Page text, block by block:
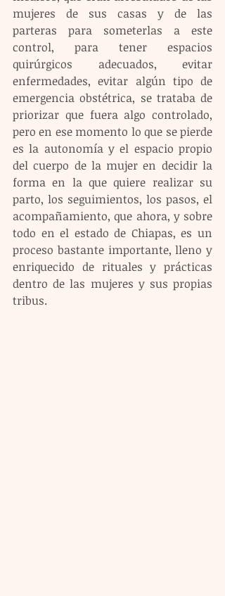
mujeres de sus casas y de las
parteras para someterlas a este
control, para tener espacios
quirúrgicos adecuados, evitar
enfermedades, evitar algún tipo de
emergencia obstétrica, se trataba de
priorizar que fuera algo controlado,
pero en ese momento lo que se pierde
es la autonomía y el espacio propio
del cuerpo de la mujer en decidir la
forma en la que quiere realizar su
parto, los seguimientos, los pasos, el
acompañamiento, que ahora, y sobre
todo en el estado de Chiapas, es un
proceso bastante importante, lleno y
enriquecido de rituales y prácticas
dentro de las mujeres y sus propias
tribus.